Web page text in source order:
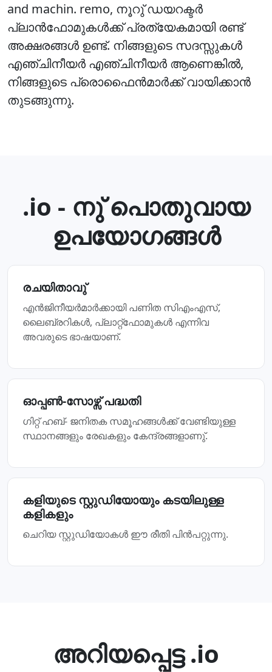
and machin. remo, നൂറു് ഡയറക്ടര്‍
പ്ലാന്‍ഫോമുകള്‍ക്ക് പ്രത്യേകമായി രണ്ട്
അക്ഷരങ്ങള്‍ ഉണ്ട്. നിങ്ങളുടെ സദസ്സുകള്‍
എഞ്ചിനീയര്‍ എഞ്ചിനീയര്‍ ആണെങ്കില്‍,
നിങ്ങളുടെ പ്രൊഫൈന്‍മാര്‍ക്ക് വായിക്കാന്‍
തുടങ്ങുന്നു.
.io - നു് പൊതുവായ
ഉപയോഗങ്ങള്‍
രചയിതാവു്
എൻജിനീയർമാർക്കായി പണിത സിഎംഎസ്‌,
ലൈബ്രറികൾ, പ്ലാറ്റ്‌ഫോമുകൾ എന്നിവ
അവരുടെ ഭാഷയാണ്‌.
ഓപ്പണ്‍-സോഴ്സ് പദ്ധതി
ഗിറ്റ് ഹബ്- ജനിതക സമൂഹങ്ങള്‍ക്ക് വേണ്ടിയുള്ള
സ്ഥാനങ്ങളും രേഖകളും കേന്ദ്രങ്ങളാണു്.
കളിയുടെ സ്റ്റുഡിയോയും കടയിലുള്ള
കളികളും
ചെറിയ സ്റ്റുഡിയോകൾ ഈ രീതി പിൻപറ്റുന്നു.
അറിയപ്പെട്ട .io